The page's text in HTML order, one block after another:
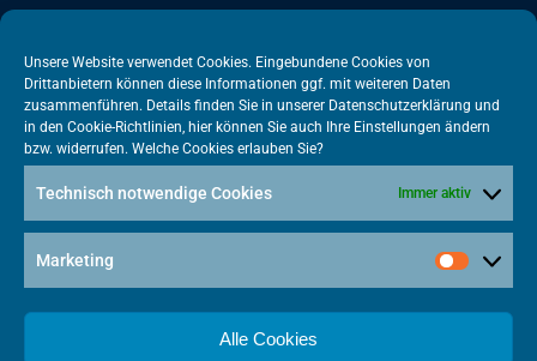
Unsere Website verwendet Cookies. Eingebundene Cookies von
Drittanbietern können diese Informationen ggf. mit weiteren Daten
zusammenführen. Details finden Sie in unserer Datenschutzerklärung und
in den Cookie-Richtlinien, hier können Sie auch Ihre Einstellungen ändern
bzw. widerrufen. Welche Cookies erlauben Sie?
Technisch notwendige Cookies Immer aktiv
Marketing
Alle Cookies
+49 30 505615-38
berlin@vatm.de
VATM-Büro Brüssel